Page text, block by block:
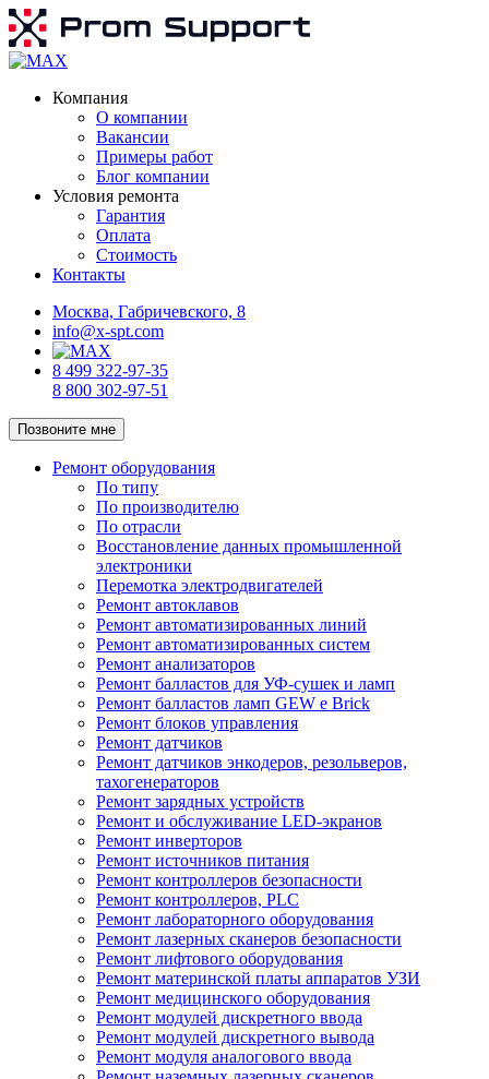
Компания
О компании
Вакансии
Примеры работ
Блог компании
Условия ремонта
Гарантия
Оплата
Стоимость
Контакты
Москва, Габричевского, 8
info@x-spt.com
8 499 322-97-35
8 800 302-97-51
Позвоните мне
Ремонт оборудования
По типу
По производителю
По отрасли
Восстановление данных промышленной
электроники
Перемотка электродвигателей
Ремонт автоклавов
Ремонт автоматизированных линий
Ремонт автоматизированных систем
Ремонт анализаторов
Ремонт балластов для УФ-сушек и ламп
Ремонт балластов ламп GEW e Brick
Ремонт блоков управления
Ремонт датчиков
Ремонт датчиков энкодеров, резольверов,
тахогенераторов
Ремонт зарядных устройств
Ремонт и обслуживание LED-экранов
Ремонт инверторов
Ремонт источников питания
Ремонт контроллеров безопасности
Ремонт контроллеров, PLC
Ремонт лабораторного оборудования
Ремонт лазерных сканеров безопасности
Ремонт лифтового оборудования
Ремонт материнской платы аппаратов УЗИ
Ремонт медицинского оборудования
Ремонт модулей дискретного ввода
Ремонт модулей дискретного вывода
Ремонт модуля аналогового ввода